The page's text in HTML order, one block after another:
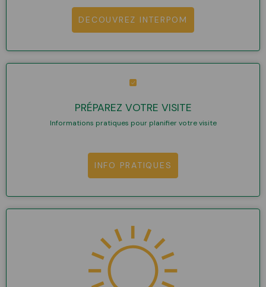
DECOUVREZ INTERPOM
PRÉPAREZ VOTRE VISITE
Informations pratiques pour planifier votre visite
INFO PRATIQUES